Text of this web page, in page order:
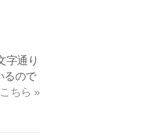
字通り
るので
ちら »